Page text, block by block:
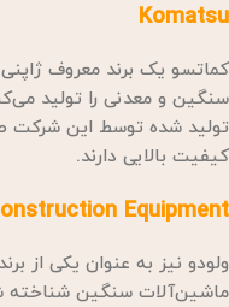
Komatsu
کماتسو یک برند معروف
سنگین و معدنی را تولید
تولید شده توسط این شرکت
کیفیت بالایی دارند.
Equipment
ولودو نیز به عنوان یکی از
ماشین‌آلات سنگین شناخته